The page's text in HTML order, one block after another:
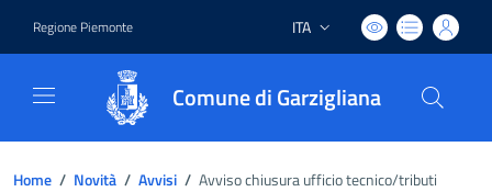
Regione Piemonte Lingua attiva:
ITA
Comune di Garzigliana
Home / Novità / Avvisi / Avviso chiusura ufficio tecnico/tributi